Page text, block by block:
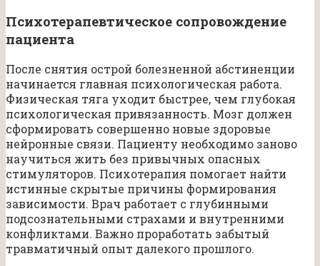
Психотерапевтическое сопровождение
пациента
После снятия острой болезненной абстиненции
начинается главная психологическая работа.
Физическая тяга уходит быстрее, чем глубокая
психологическая привязанность. Мозг должен
сформировать совершенно новые здоровые
нейронные связи. Пациенту необходимо заново
научиться жить без привычных опасных
стимуляторов. Психотерапия помогает найти
истинные скрытые причины формирования
зависимости. Врач работает с глубинными
подсознательными страхами и внутренними
конфликтами. Важно проработать забытый
травматичный опыт далекого прошлого.